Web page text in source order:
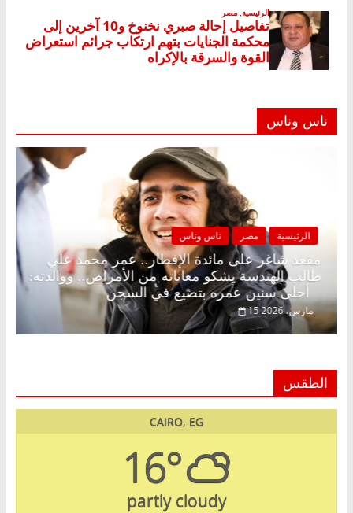
ناس وناس
الرئيسية مصر ناس وناس
مقعد شاغر على مائدة الإفطار..
طالب الهندسة يشكو معاناته من
أحلى سنين عمره بتضيع في السجن
15 مارس، 2026
زينة رمضان.. د.
انتظار حلم
الطقس
CAIRO, EG
16°
partly cloudy